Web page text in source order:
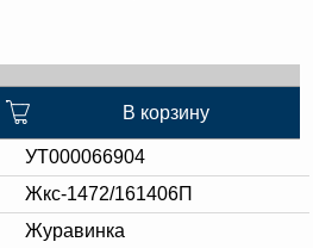
В корзину
УТ000066904
Жкс-1472/161406П
Журавинка